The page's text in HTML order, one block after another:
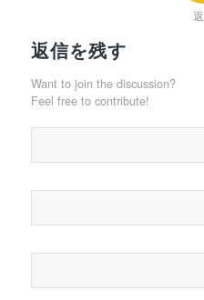
返信を残す
Want to join the discussion?
Feel free to contribute!